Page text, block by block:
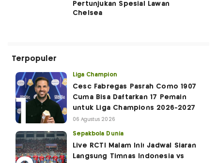
Pertunjukan Spesial Lawan
Chelsea
Terpopuler
Liga Champion
Cesc Fabregas Pasrah Como 1907
Cuma Bisa Daftarkan 17 Pemain
untuk Liga Champions 2026-2027
06 Agustus 2026
Sepakbola Dunia
Live RCTI Malam Ini! Jadwal Siaran
Langsung Timnas Indonesia vs